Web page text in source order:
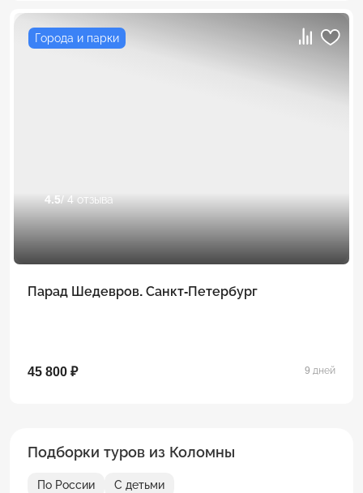
Города и парки
4.5/ 4 отзыва
Парад Шедевров. Санкт-Петербург
45 800 ₽ 9 дней
Подборки туров из Коломны
По России
С детьми